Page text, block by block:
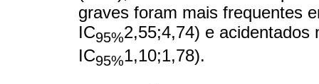
graves foram mais frequentes
IC95%2,55;4,74) e acidentados
IC95%1,10;1,78).